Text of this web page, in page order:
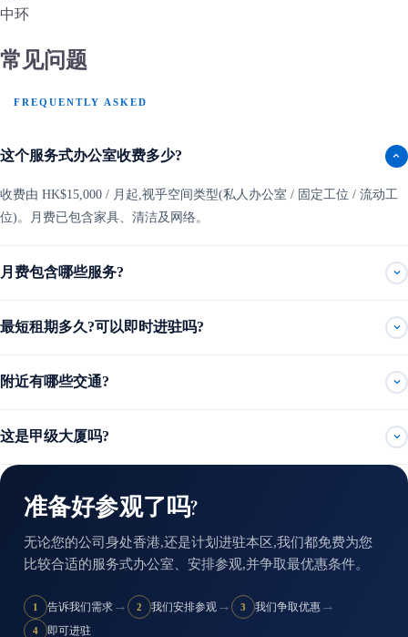
中环
常见问题
FREQUENTLY ASKED
这个服务式办公室收费多少?
收费由 HK$15,000 / 月起,视乎空间类型(私人办公室 / 固定工位 / 流动工
位)。月费已包含家具、清洁及网络。
月费包含哪些服务?
最短租期多久?可以即时进驻吗?
附近有哪些交通?
这是甲级大厦吗?
准备好参观了吗?
无论您的公司身处香港,还是计划进驻本区,我们都免费为您
比较合适的服务式办公室、安排参观,并争取最优惠条件。
1 告诉我们需求 → 2 我们安排参观 → 3 我们争取优惠 →
4 即可进驻